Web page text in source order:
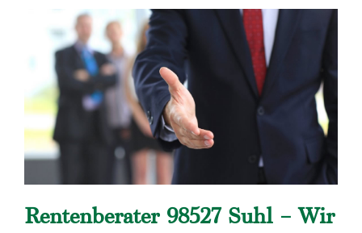
Rentenberater 98527 Suhl – Wir